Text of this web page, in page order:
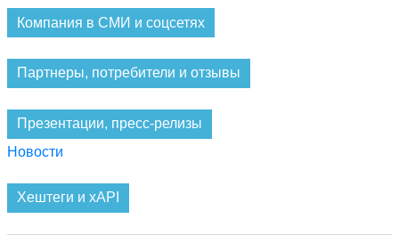
Компания в СМИ и соцсетях
Партнеры, потребители и отзывы
Презентации, пресс-релизы
Новости
Хештеги и xAPI